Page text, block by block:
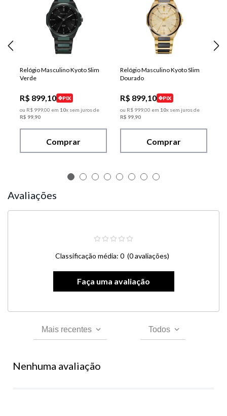
Relógio Masculino Kyoto Slim
Verde
R$ 899,10
PIX
ou R$ 99900 em 10x sem juros de
R$ 99 90
Comprar
Relógio Masculino Kyoto Slim
Dourado
R$ 899,10
PIX
ou R$ 99900 em 10x sem juros de
R$ 99 90
Comprar
Avaliações
Classificação média: 0 (0 avaliações)
Mais recentes Todos
Nenhuma avaliação